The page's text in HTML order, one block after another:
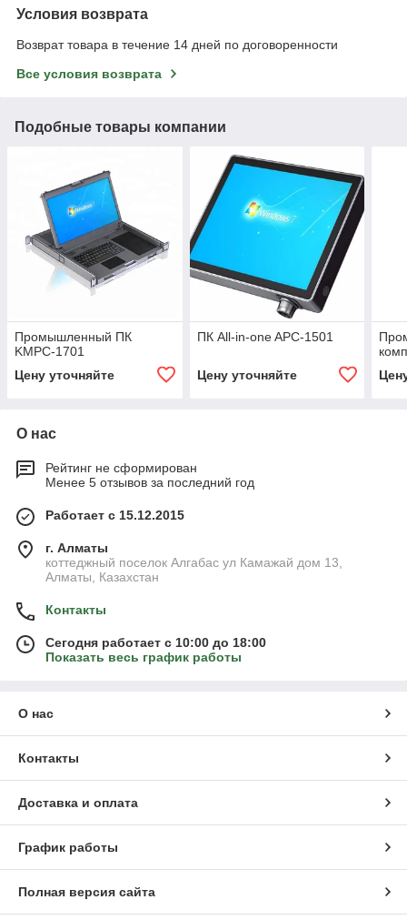
Условия возврата
Возврат товара в течение 14 дней по договоренности
Все условия возврата
Подобные товары компании
Промышленный ПК
KMPC-1701
Цену уточняйте
ПК All-in-one APC-1501
Цену уточняйте
О нас
Рейтинг не сформирован
Менее 5 отзывов за последний год
Работает с 15.12.2015
г. Алматы
коттеджный поселок Алгабас ул Камажай дом 13,
Алматы, Казахстан
Контакты
Сегодня работает с 10:00 до 18:00
Показать весь график работы
О нас
Контакты
Доставка и оплата
График работы
Полная версия сайта